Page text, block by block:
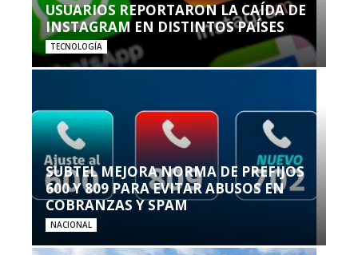
USUARIOS REPORTARON LA CAÍDA DE
INSTAGRAM EN DISTINTOS PAÍSES
TECNOLOGÍA
SUBTEL MEJORA NORMA DE PREFIJOS
600 Y 809 PARA EVITAR ABUSOS EN
COBRANZAS Y SPAM
NACIONAL